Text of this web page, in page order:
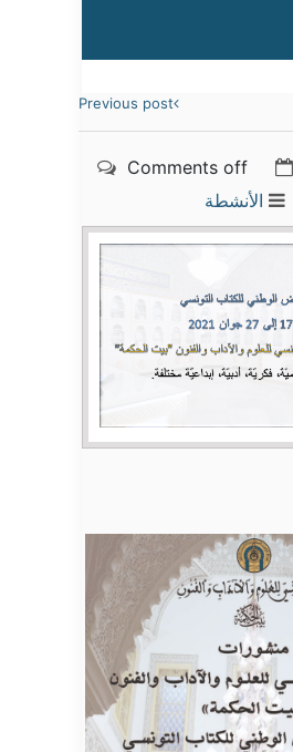
Previous post
Comments off
الأنشطة